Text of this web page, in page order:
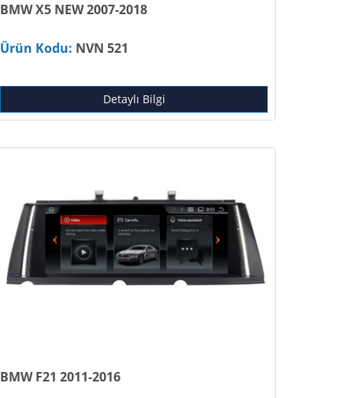
BMW X5 NEW 2007-2018
Ürün Kodu: NVN 521
Detaylı Bilgi
BMW F21 2011-2016